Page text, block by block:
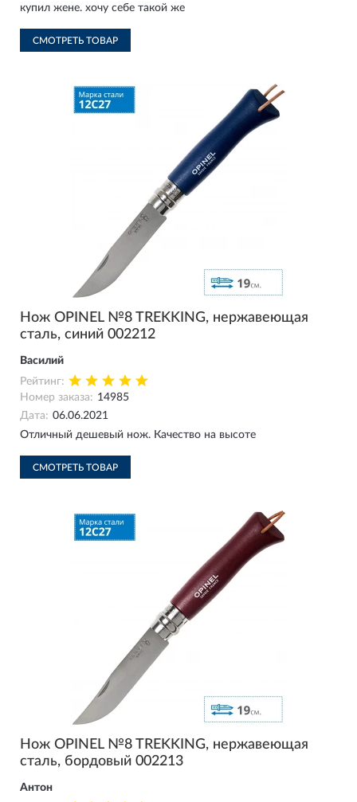
купил жене. хочу себе такой же
СМОТРЕТЬ ТОВАР
Нож OPINEL №8 TREKKING, нержавеющая
сталь, синий 002212
Василий
Рейтинг:
Номер заказа: 14985
Дата: 06.06.2021
Отличный дешевый нож. Качество на высоте
СМОТРЕТЬ ТОВАР
Нож OPINEL №8 TREKKING, нержавеющая
сталь, бордовый 002213
Антон